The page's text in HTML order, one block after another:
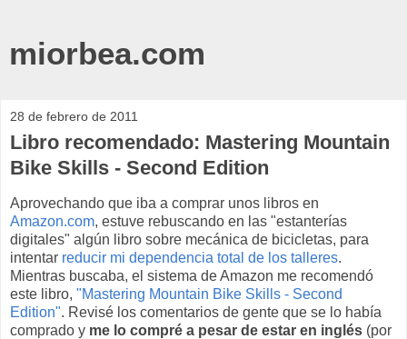
miorbea.com
28 de febrero de 2011
Libro recomendado: Mastering Mountain
Bike Skills - Second Edition
Aprovechando que iba a comprar unos libros en
Amazon.com, estuve rebuscando en las "estanterías
digitales" algún libro sobre mecánica de bicicletas, para
intentar reducir mi dependencia total de los talleres.
Mientras buscaba, el sistema de Amazon me recomendó
este libro, "Mastering Mountain Bike Skills - Second
Edition". Revisé los comentarios de gente que se lo había
comprado y me lo compré a pesar de estar en inglés (por